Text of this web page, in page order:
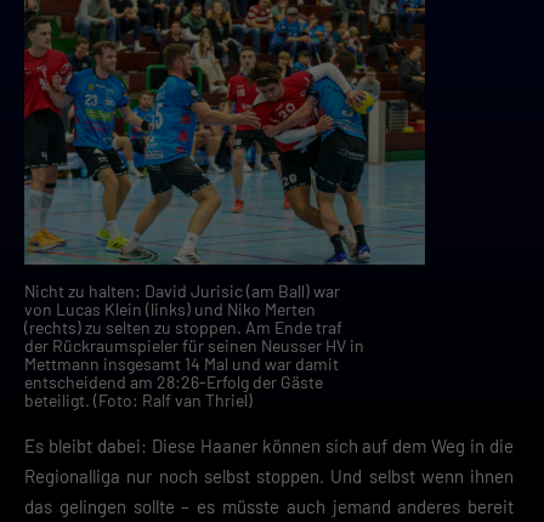
Nicht zu halten: David Jurisic (am Ball) war
von Lucas Klein (links) und Niko Merten
(rechts) zu selten zu stoppen. Am Ende traf
der Rückraumspieler für seinen Neusser HV in
Mettmann insgesamt 14 Mal und war damit
entscheidend am 28:26-Erfolg der Gäste
beteiligt. (Foto: Ralf van Thriel)
Es bleibt dabei: Diese Haaner können sich auf dem Weg in die
Regionalliga nur noch selbst stoppen. Und selbst wenn ihnen
das gelingen sollte – es müsste auch jemand anderes bereit